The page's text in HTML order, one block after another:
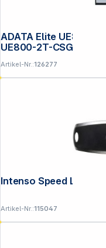
ADATA Elite UE800 USB Stick 2TB USB
UE800-2T-CSG
Artikel-Nr.:126277
Artikel-Nr.:115047